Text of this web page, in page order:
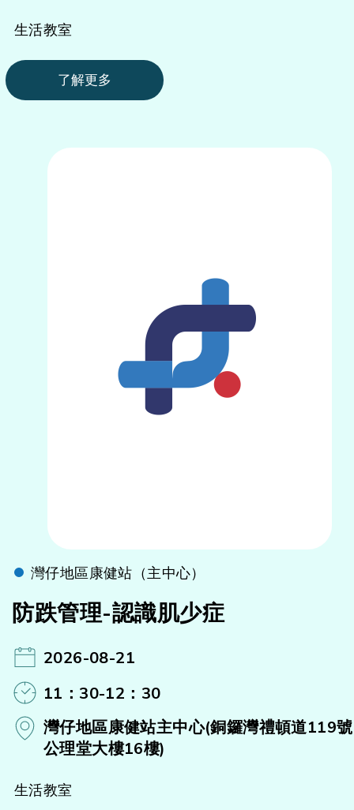
生活教室
了解更多
灣仔地區康健站（主中心）
防跌管理-認識肌少症
2026-08-21
11：30-12：30
灣仔地區康健站主中心(銅鑼灣禮頓道119號
公理堂大樓16樓)
生活教室